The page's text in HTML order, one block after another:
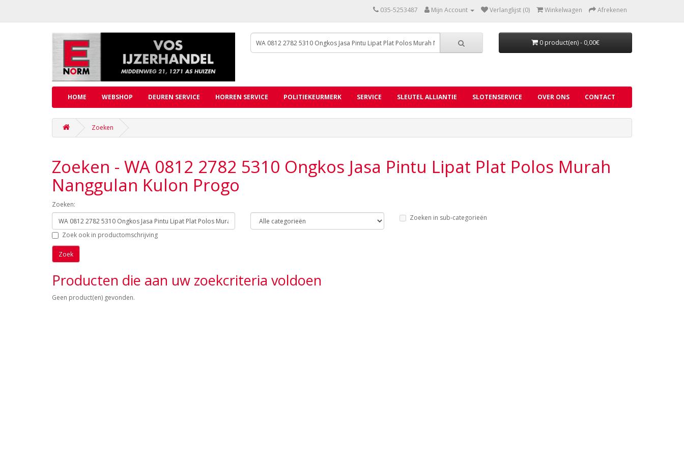
035-5253487 Mijn Account Verlanglijst (0) Winkelwagen Afrekenen
0 product(en) - 0,00€
HOME WEBSHOP DEUREN SERVICE HORREN SERVICE POLITIEKEURMERK SERVICE SLEUTEL ALLIANTIE SLOTENSERVICE OVER ONS CONTACT
Zoeken
Zoeken - WA 0812 2782 5310 Ongkos Jasa Pintu Lipat Plat Polos Murah
Nanggulan Kulon Progo
Zoeken:
Zoeken in sub-categorieën
Zoek ook in productomschrijving
Producten die aan uw zoekcriteria voldoen
Geen product(en) gevonden.